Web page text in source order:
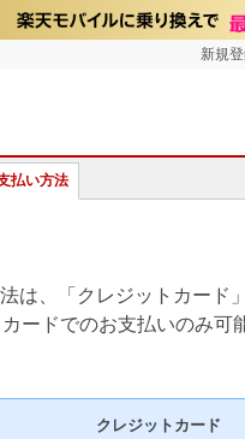
新規
払い方法
は、「クレジットカード
ードでのお支払いのみ可
クレジットカード